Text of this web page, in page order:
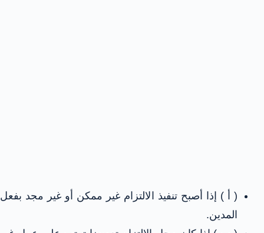
( أ ) إذا أصبح تنفيذ الالتزام غير ممكن أو غير مجد بفعل
المدين.